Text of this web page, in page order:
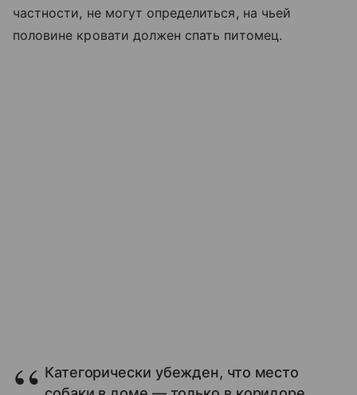
частности, не могут определиться, на чьей
половине кровати должен спать питомец.
Категорически убежден, что место